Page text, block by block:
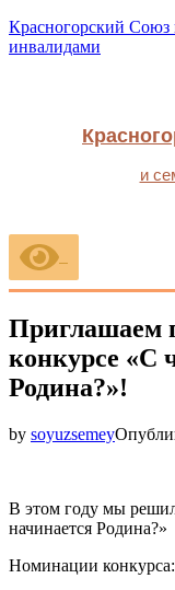
Красногорский Союз
инвалидами
и
Приглашаем
конкурсе «С
Родина?»!
by soyuzsemey
В этом году мы
начинается Родина?»
Номинации конкурса: